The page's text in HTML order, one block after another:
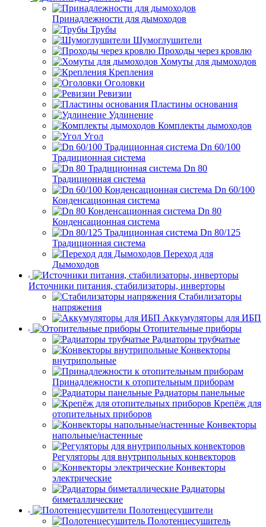
Принадлежности для дымоходов
Трубы
Шумоглушители
Проходы через кровлю
Хомуты для дымоходов
Крепления
Оголовки
Ревизии
Пластины основания
Удлинение
Комплекты дымоходов
Угол
Dn 60/100
Традиционная система
Dn 80
Традиционная система
Dn 60/100
Конденсационная система
Dn 80
Конденсационная система
Dn 80/125
Традиционная система
Переход для
Дымоходов
Источники питания, стабилизаторы, инверторы
Стабилизаторы
напряжения
Аккумуляторы для ИБП
Отопительные приборы
Радиаторы трубчатые
Конвекторы
внутрипольные
Принадлежности к отопительным приборам
Радиаторы панельные
Крепёж для
отопительных приборов
Конвекторы
напольные/настенные
Регуляторы для внутрипольных конвекторов
Конвекторы
электрические
Радиаторы
биметаллические
Полотенцесушители
Полотенцесушитель